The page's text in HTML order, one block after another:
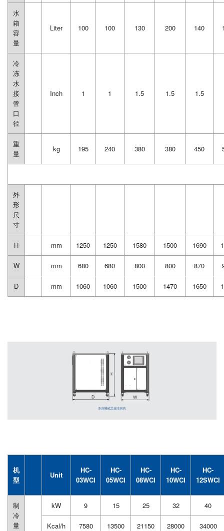
水
箱
容
量
Liter 100 100 130 200 140
冷
冻
水
接
管
口
径
Inch 1 1 1.5 1.5 1.5
重
量
kg 195 240 380 380 450
外
形
尺
寸
H mm 1250 1250 1580 1500 1690
W mm 680 680 800 800 870
D mm 1060 1060 1500 1470 1650
机
型
Unit
HC-
03WCI
HC-
05WCI
HC-
08WCI
HC-
10WCI
HC-
12SWCI
制
冷
量
kW 9 15 25 32 40
Kcal/h 7580 13500 21150 28000 34000